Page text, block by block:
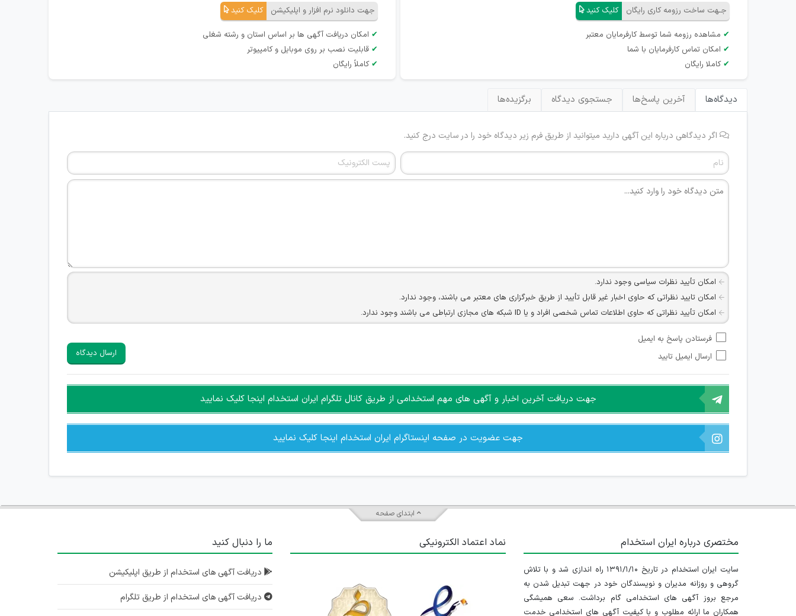
جـهت ساخت رزومه کاری رایگان کلیک کنید
✔ مشاهده رزومه شما توسط کارفرمایان معتبر
✔ امکان تماس کارفرمایان با شما
✔ کاملا رایگان
جهت دانلود نرم افزار و اپلیکیشن کلیک کنید
✔ امکان دریافت آگهی ها بر اساس استان و رشته شغلی
✔ قابلیت نصب بر روی موبایل و کامپیوتر
✔ کاملاً رایگان
دیدگاه‌ها آخرین پاسخ‌ها جستجوی دیدگاه برگزیده‌ها
اگر دیدگاهی درباره این آگهی دارید میتوانید از طریق فرم زیر دیدگاه خود را در سایت درج کنید.
امکان تأیید نظرات سیاسی وجود ندارد.
امکان تایید نظراتی که حاوی اخبار غیر قابل تأیید از طریق خبرگزاری های معتبر می باشند، وجود ندارد.
امکان تأیید نظراتی که حاوی اطلاعات تماس شخصی افراد و یا ID شبکه های مجازی ارتباطی می باشند وجود ندارد.
هرگونه تحریک، تحقیر و کنایه به سایر افراد (مسئول و غیر مسئول) غیر مجاز می باشد.
امکان هماهنگی برای هرگونه ملاقات حضوری چه به صورت دسته جمعی و چه فردی توسط کاربران سایت وجود ندارد.
فرستادن پاسخ به ایمیل
ارسال ایمیل تایید
ارسال دیدگاه
جهت دریافت آخرین اخبار و آگهی های مهم استخدامی از طریق کانال تلگرام ایران استخدام اینجا کلیک نمایید
جهت عضویت در صفحه اینستاگرام ایران استخدام اینجا کلیک نمایید
ابتدای صفحه
مختصری درباره ایران استخدام
سایت ایران استخدام در تاریخ ۱۳۹۱/۱/۱۰ راه اندازی شد و با تلاش
گروهی و روزانه مدیران و نویسندگان خود در جهت تبدیل شدن به
مرجع بروز آگهی های استخدامی گام برداشت. سعی همیشگی
همکاران ما ارائه مطلوب و با کیفیت آگهی های استخدامی خدمت
نماد اعتماد الکترونیکی ما را دنبال کنید
دریافت آگهی های استخدام از طریق اپلیکیشن
دریافت آگهی های استخدام از طریق تلگرام